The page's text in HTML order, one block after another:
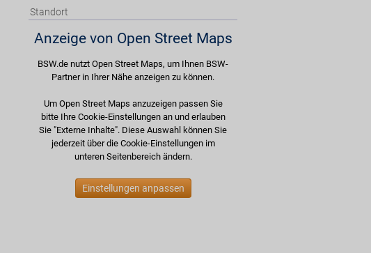
Standort
Anzeige von Open Street Maps
BSW.de nutzt Open Street Maps, um Ihnen BSW-
Partner in Ihrer Nähe anzeigen zu können.
Um Open Street Maps anzuzeigen passen Sie
bitte Ihre Cookie-Einstellungen an und erlauben
Sie "Externe Inhalte". Diese Auswahl können Sie
jederzeit über die Cookie-Einstellungen im
unteren Seitenbereich ändern.
Einstellungen anpassen